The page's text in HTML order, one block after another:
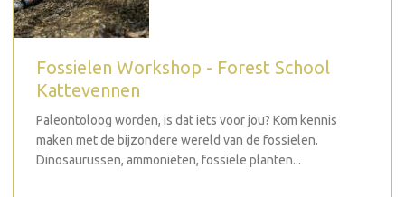
Fossielen Workshop - Forest School
Kattevennen
Paleontoloog worden, is dat iets voor jou? Kom kennis
maken met de bijzondere wereld van de fossielen.
Dinosaurussen, ammonieten, fossiele planten...